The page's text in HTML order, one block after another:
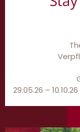
29.05.26 –